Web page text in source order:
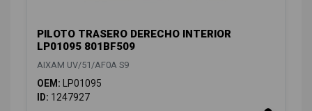
PILOTO TRASERO DERECHO INTERIOR
LP01095 801BF509
AIXAM UV/51/AF0A S9
OEM: LP01095
ID: 1247927